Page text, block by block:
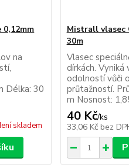
na
Délka: 30
skladem
Mistrall vlasec
30m
Vlasec
dírkách.
odolností vůči
průtažností.
m Nosnost:
40 Kč/ks
33,06 Kč bez